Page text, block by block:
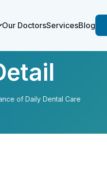
Our DoctorsServicesBlog
of Daily Dental Care